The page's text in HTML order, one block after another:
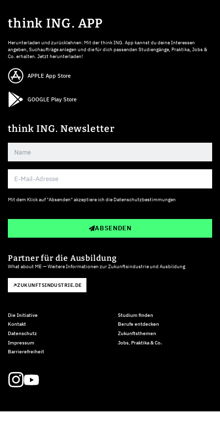
think ING. APP
Herunterladen und zurücklehnen: Mit der think ING. App kannst du deine Interessen
angeben, Suchaufträge anlegen und die für dich passenden Studiengänge, Praktika, Jobs &
Co. erhalten. Jetzt herunterladen!
APPLE App Store
GOOGLE Play Store
think ING. Newsletter
Mit dem Klick auf "Absenden" akzeptiere ich die Datenschutzbestimmungen
ABSENDEN
Partner für die Ausbildung
What about ME — Weitere Informationen zur Zukunftsindustrie und Ausbildung
ZUKUNFTSINDUSTRIE.DE
Die Initiative
Kontakt
Datenschutz
Impressum
Barrierefreiheit
Studium finden
Berufe entdecken
Zukunftsthemen
Jobs, Praktika & Co.